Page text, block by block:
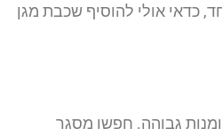
כדאי אולי להוסיף שכבת מגן
גבוהה. חפשו מסגר